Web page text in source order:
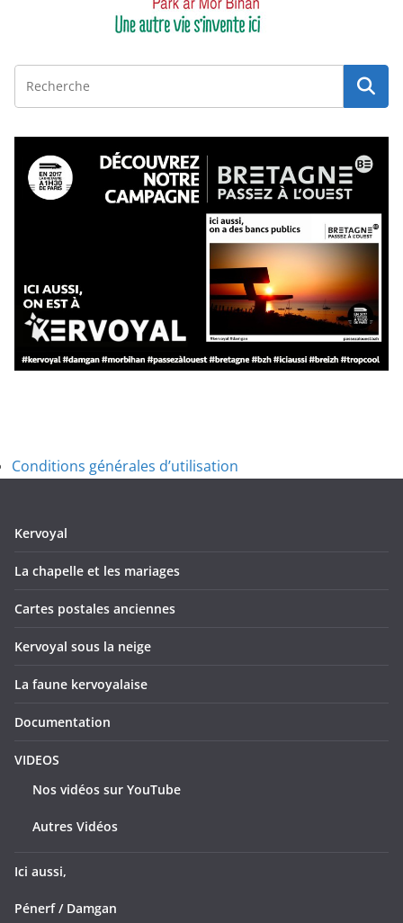
Conditions générales d’utilisation
Kervoyal
La chapelle et les mariages
Cartes postales anciennes
Kervoyal sous la neige
La faune kervoyalaise
Documentation
VIDEOS
Nos vidéos sur YouTube
Autres Vidéos
Ici aussi,
Pénerf / Damgan